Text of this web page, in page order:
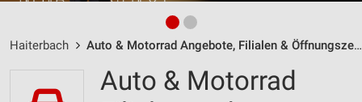
Haiterbach Auto & Motorrad Angebote, Filialen & Öffnungszeiten
Auto & Motorrad